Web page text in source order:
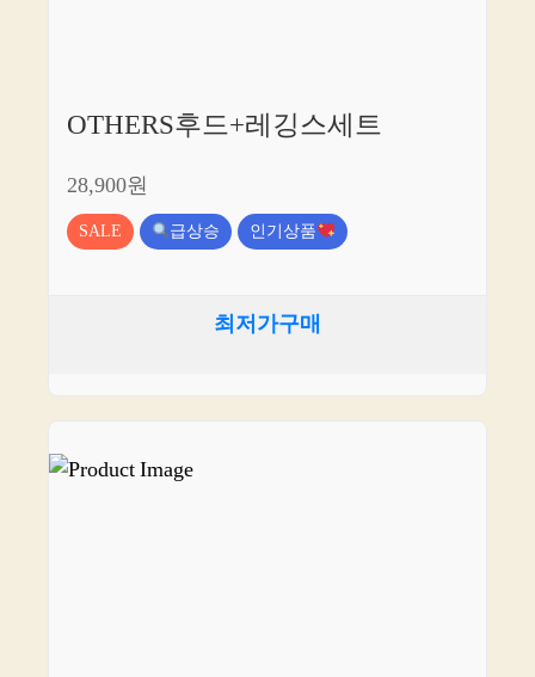
OTHERS후드+레깅스세트
28,900원
SALE 급상승 인기상품
최저가구매